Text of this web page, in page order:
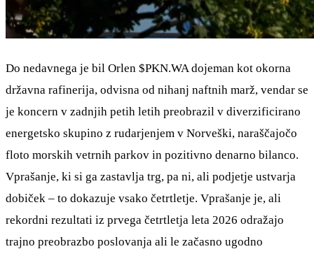
Do nedavnega je bil Orlen $PKN.WAdojeman kot okorna
državna rafinerija, odvisna od nihanj naftnih marž, vendar se
je koncern v zadnjih petih letih preobrazil v diverzificirano
energetsko skupino z rudarjenjem v Norveški, naraščajočo
floto morskih vetrnih parkov in pozitivno denarno bilanco.
Vprašanje, ki si ga zastavlja trg, pa ni, ali podjetje ustvarja
dobiček – to dokazuje vsako četrtletje. Vprašanje je, ali
rekordni rezultati iz prvega četrtletja leta 2026 odražajo
trajno preobrazbo poslovanja ali le začasno ugodno